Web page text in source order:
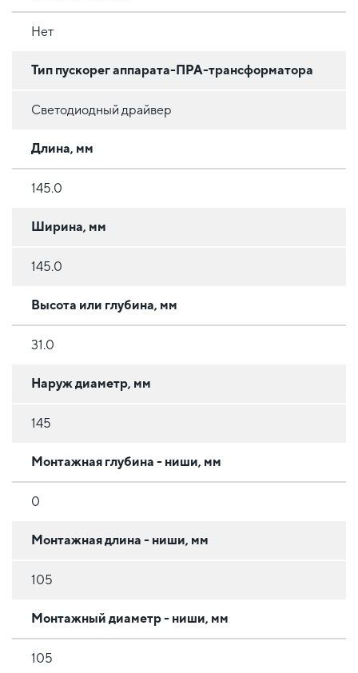
Нет
Тип пускорег аппарата-ПРА-трансформатора
Светодиодный драйвер
Длина, мм
145.0
Ширина, мм
145.0
Высота или глубина, мм
31.0
Наруж диаметр, мм
145
Монтажная глубина - ниши, мм
0
Монтажная длина - ниши, мм
105
Монтажный диаметр - ниши, мм
105